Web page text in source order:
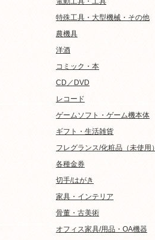
特殊工具・大型機械・その他
農機具
洋酒
コミック・本
CD／DVD
レコード
ゲームソフト・ゲーム機本体
ギフト・生活雑貨
フレグランス/化粧品（未使用）
各種金券
切手/はがき
家具・インテリア
骨董・古美術
オフィス家具/用品・OA機器